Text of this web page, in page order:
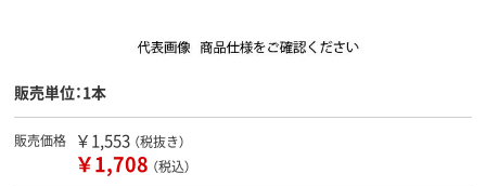
販売単位：1本
販売価格 ￥1,553 （税抜き）
￥1,708 （税込）